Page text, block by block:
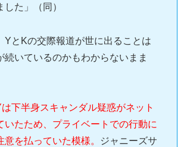
た」（同）
YとKの交際報道が世に出ることは
続いているのかもわからないまま
下半身スキャンダル疑惑がネット
いたため、プライベートでの行動に
意を払っていた模様。
ジャニーズサ